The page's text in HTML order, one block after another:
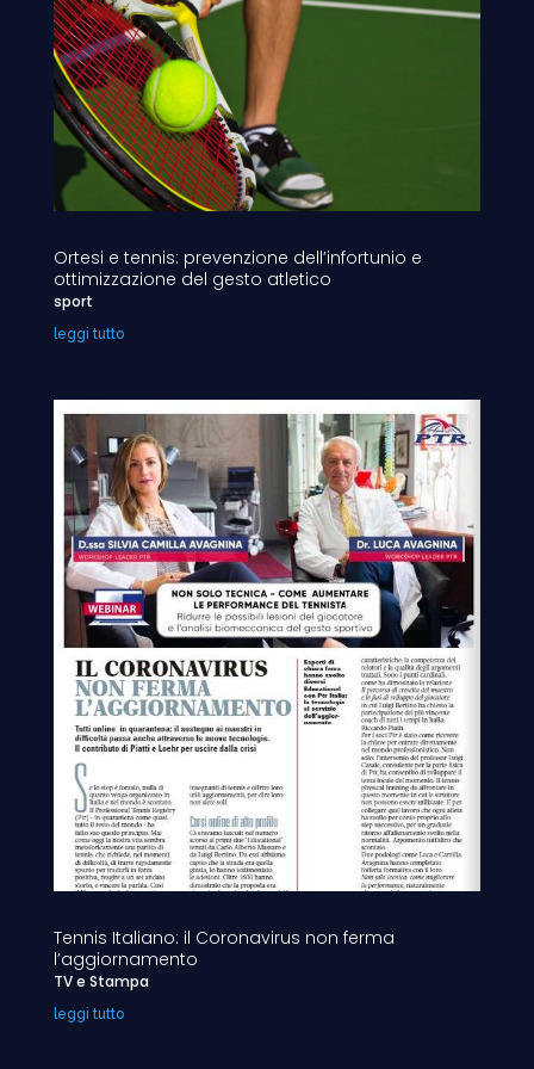
Ortesi e tennis: prevenzione dell’infortunio e
ottimizzazione del gesto atletico
sport
leggi tutto
Tennis Italiano: il Coronavirus non ferma
l’aggiornamento
TV e Stampa
leggi tutto